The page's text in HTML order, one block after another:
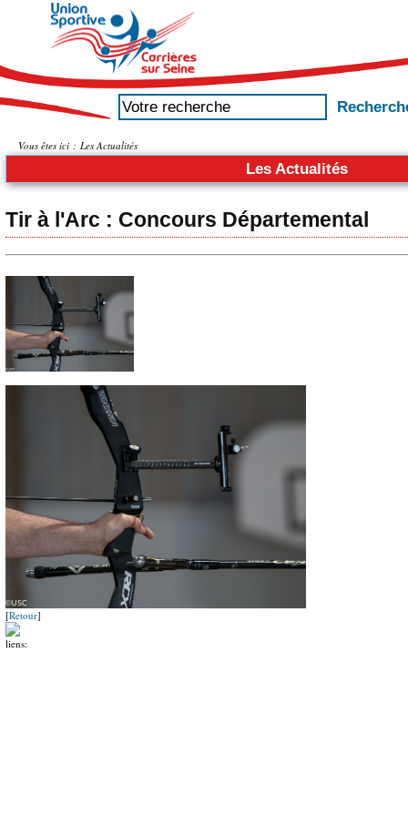
Vous êtes ici : Les Actualités
Les Actualités
Tir à l'Arc : Concours Départemental
[Retour]
liens: